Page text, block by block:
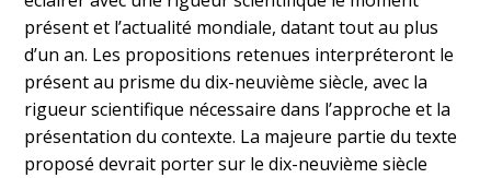
présent et l’actualité mondiale, datant tout au plus
d’un an. Les propositions retenues interpréteront le
présent au prisme du dix-neuvième siècle, avec la
rigueur scientifique nécessaire dans l’approche et la
présentation du contexte. La majeure partie du texte
proposé devrait porter sur le dix-neuvième siècle